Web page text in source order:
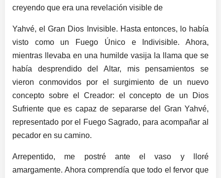
creyendo que era una revelación visible de
Yahvé, el Gran Dios Invisible. Hasta entonces, lo había
visto como un Fuego Único e Indivisible. Ahora,
mientras llevaba en una humilde vasija la llama que se
había desprendido del Altar, mis pensamientos se
vieron conmovidos por el surgimiento de un nuevo
concepto sobre el Creador: el concepto de un Dios
Sufriente que es capaz de separarse del Gran Yahvé,
representado por el Fuego Sagrado, para acompañar al
pecador en su camino.
Arrepentido, me postré ante el vaso y lloré
amargamente. Ahora comprendía que todo el fervor que